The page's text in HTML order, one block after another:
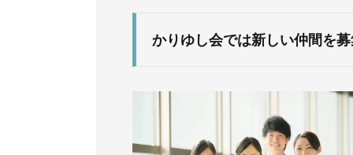
かりゆし会では新しい仲間を